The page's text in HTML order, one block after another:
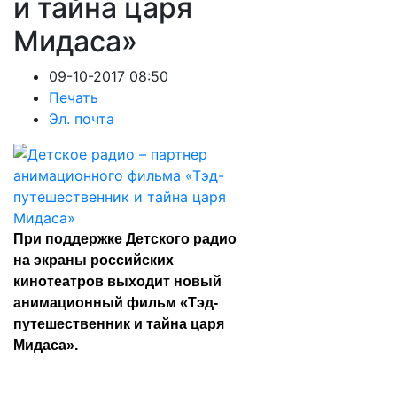
и тайна царя
Мидаса»
09-10-2017 08:50
Печать
Эл. почта
При поддержке Детского радио
на экраны российских
кинотеатров выходит новый
анимационный фильм «Тэд-
путешественник и тайна царя
Мидаса».